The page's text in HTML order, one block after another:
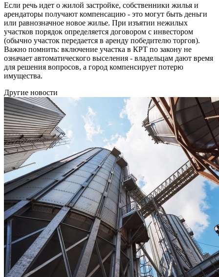
Если речь идет о жилой застройке, собственники жилья и
арендаторы получают компенсацию - это могут быть деньги
или равнозначное новое жилье. При изъятии нежилых
участков порядок определяется договором с инвестором
(обычно участок передается в аренду победителю торгов).
Важно помнить: включение участка в КРТ по закону не
означает автоматического выселения - владельцам дают время
для решения вопросов, а город компенсирует потерю
имущества.
Другие новости